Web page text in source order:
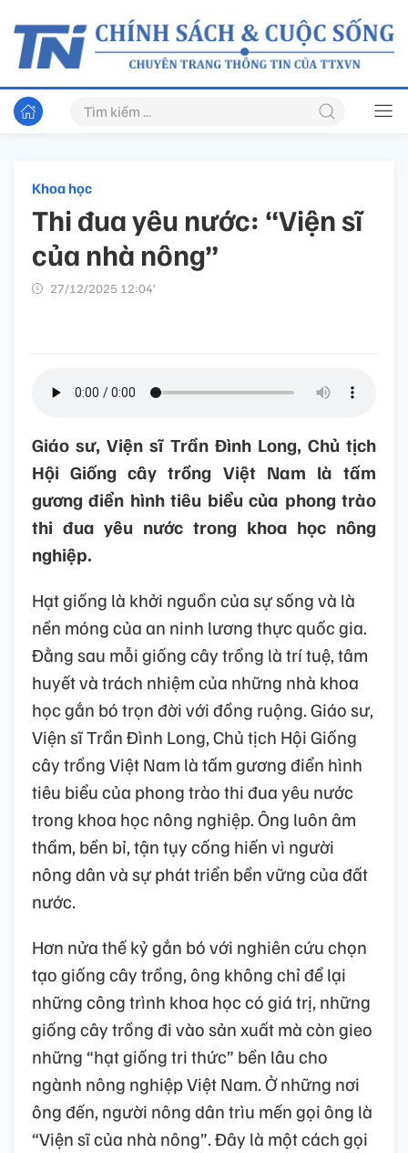
Khoa học
Thi đua yêu nước: “Viện sĩ
của nhà nông”
27/12/2025 12:04’
Giáo sư, Viện sĩ Trần Đình Long, Chủ tịch
Hội Giống cây trồng Việt Nam là tấm
gương điển hình tiêu biểu của phong trào
thi đua yêu nước trong khoa học nông
nghiệp.
Hạt giống là khởi nguồn của sự sống và là
nền móng của an ninh lương thực quốc gia.
Đằng sau mỗi giống cây trồng là trí tuệ, tâm
huyết và trách nhiệm của những nhà khoa
học gắn bó trọn đời với đồng ruộng. Giáo sư,
Viện sĩ Trần Đình Long, Chủ tịch Hội Giống
cây trồng Việt Nam là tấm gương điển hình
tiêu biểu của phong trào thi đua yêu nước
trong khoa học nông nghiệp. Ông luôn âm
thầm, bền bỉ, tận tụy cống hiến vì người
nông dân và sự phát triển bền vững của đất
nước.
Hơn nửa thế kỷ gắn bó với nghiên cứu chọn
tạo giống cây trồng, ông không chỉ để lại
những công trình khoa học có giá trị, những
giống cây trồng đi vào sản xuất mà còn gieo
những “hạt giống tri thức” bền lâu cho
ngành nông nghiệp Việt Nam. Ở những nơi
ông đến, người nông dân trìu mến gọi ông là
“Viện sĩ của nhà nông”. Đây là một cách gọi